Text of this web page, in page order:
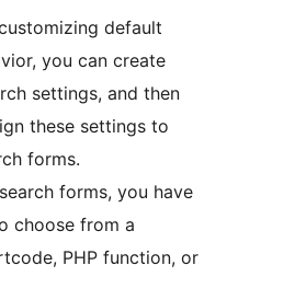
default
you can create
settings, and then
these settings to
forms.
forms, you have
choose from a
PHP function, or